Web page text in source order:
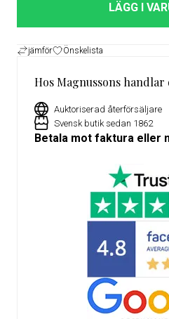
LÄGG I
jämför Önskelista
Hos Magnussons
Auktoriserad återförsäljare
Svensk butik sedan 1862
Betala mot faktura eller